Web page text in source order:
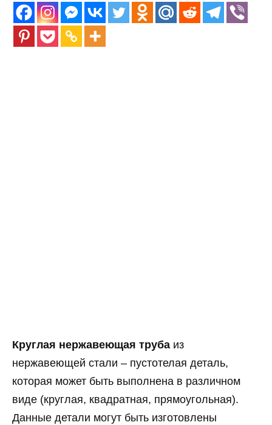
Круглая нержавеющая труба из
нержавеющей стали – пустотелая деталь,
которая может быть выполнена в различном
виде (круглая, квадратная, прямоугольная).
Данные детали могут быть изготовлены